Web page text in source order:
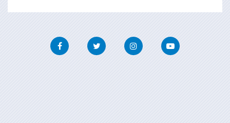
FacebookTwitter InstagramYoutube